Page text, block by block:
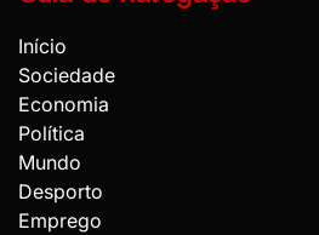
Início
Sociedade
Economia
Política
Mundo
Desporto
Emprego